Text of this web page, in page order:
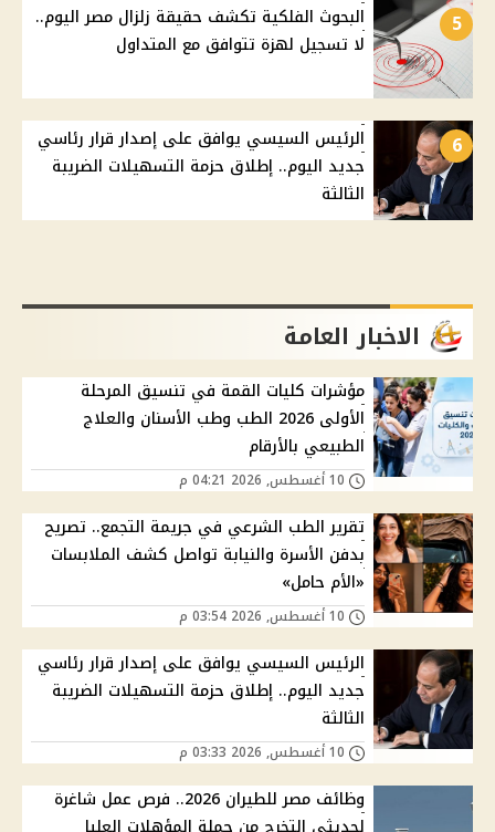
5
البحوث الفلكية تكشف حقيقة زلزال مصر اليوم..
لا تسجيل لهزة تتوافق مع المتداول
6
الرئيس السيسي يوافق على إصدار قرار رئاسي
جديد اليوم.. إطلاق حزمة التسهيلات الضريبة
الثالثة
الاخبار العامة
مؤشرات كليات القمة في تنسيق المرحلة
الأولى 2026 الطب وطب الأسنان والعلاج
الطبيعي بالأرقام
تقرير الطب الشرعي في جريمة التجمع.. تصريح
بدفن الأسرة والنيابة تواصل كشف الملابسات
«الأم حامل»
الرئيس السيسي يوافق على إصدار قرار رئاسي
جديد اليوم.. إطلاق حزمة التسهيلات الضريبة
الثالثة
وظائف مصر للطيران 2026.. فرص عمل شاغرة